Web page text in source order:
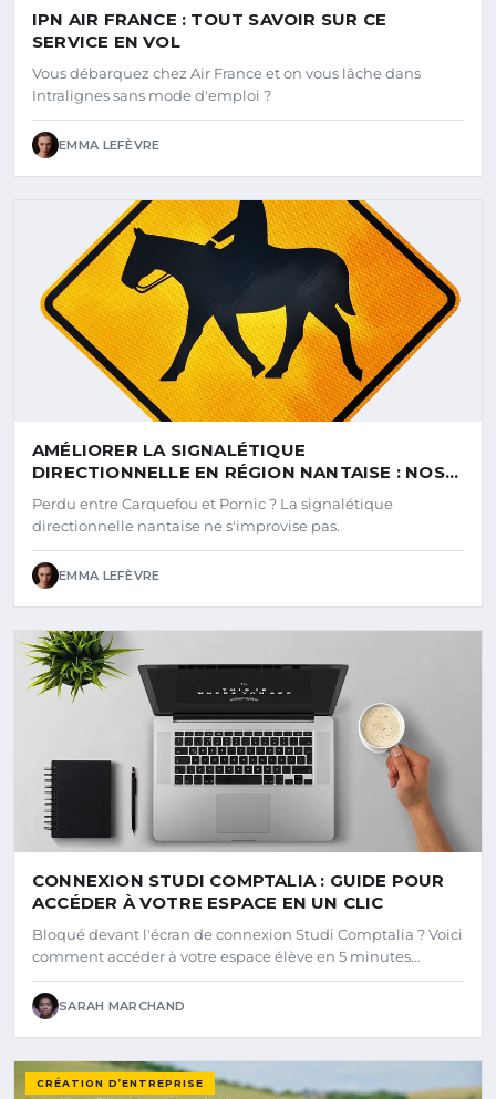
IPN AIR FRANCE : TOUT SAVOIR SUR CE
SERVICE EN VOL
Vous débarquez chez Air France et on vous lâche dans
Intralignes sans mode d'emploi ?
EMMA LEFÈVRE
AMÉLIORER LA SIGNALÉTIQUE
DIRECTIONNELLE EN RÉGION NANTAISE : NOS
CONSEILS D'EXPERTS
Perdu entre Carquefou et Pornic ? La signalétique
directionnelle nantaise ne s'improvise pas.
EMMA LEFÈVRE
CONNEXION STUDI COMPTALIA : GUIDE POUR
ACCÉDER À VOTRE ESPACE EN UN CLIC
Bloqué devant l'écran de connexion Studi Comptalia ? Voici
comment accéder à votre espace élève en 5 minutes…
SARAH MARCHAND
CRÉATION D’ENTREPRISE